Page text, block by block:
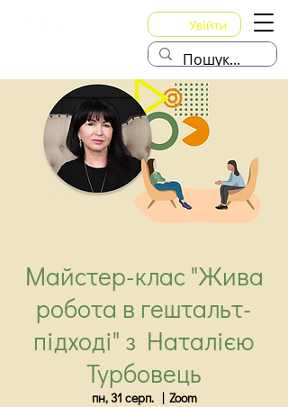
Увійти
Майстер-клас "Жива
робота в гештальт-
підході" з Наталією
Турбовець
пн, 31 серп.
  |
Zoom